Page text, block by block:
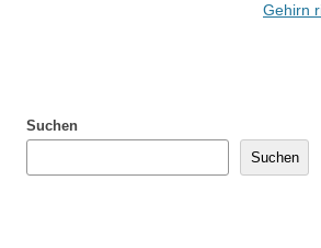
Gehirn
Suchen
Suchen